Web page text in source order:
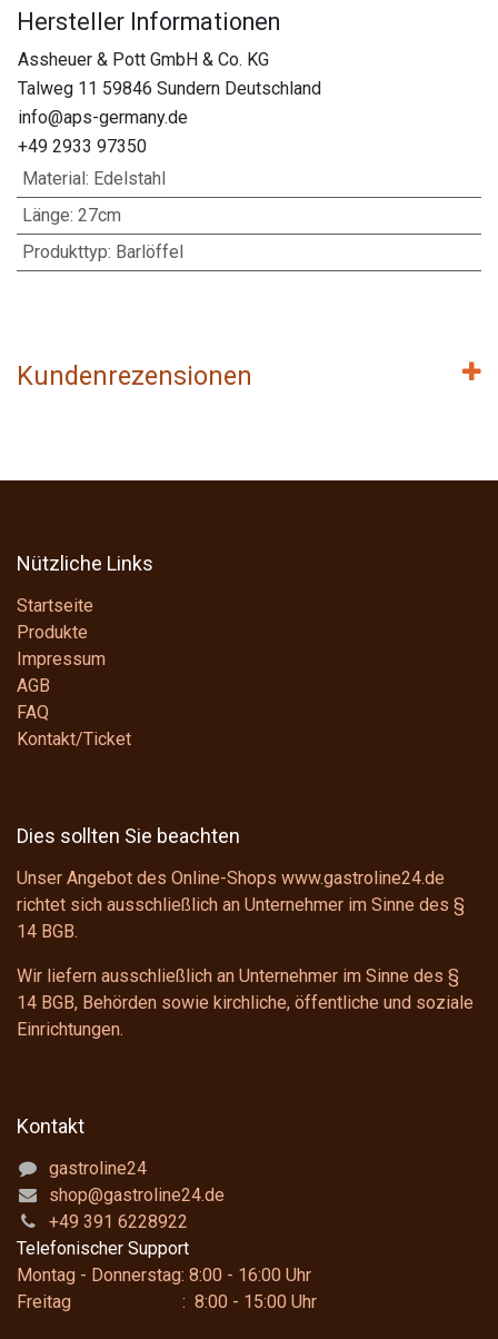
Hersteller Informationen
Assheuer & Pott GmbH & Co. KG
Talweg 11 59846 Sundern Deutschland
info@aps-germany.de
+49 2933 97350
Material: Edelstahl
Länge: 27cm
Produkttyp: Barlöffel
Kundenrezensionen
Nützliche Links
Startseite
Produkte
Impressum
AGB
FAQ
Kontakt/Ticket
Dies sollten Sie beachten
Unser Angebot des Online-Shops www.gastroline24.de
richtet sich ausschließlich an Unternehmer im Sinne des §
14 BGB.
Wir liefern ausschließlich an Unternehmer im Sinne des §
14 BGB, Behörden sowie kirchliche, öffentliche und soziale
Einrichtungen.
Kontakt
gastroline24
shop@gastroline24.de
+49 391 6228922
Telefonischer Support
Montag - Donnerstag: 8:00 - 16:00 Uhr
Freitag : 8:00 - 15:00 Uhr